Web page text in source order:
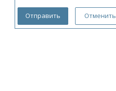
Отменить